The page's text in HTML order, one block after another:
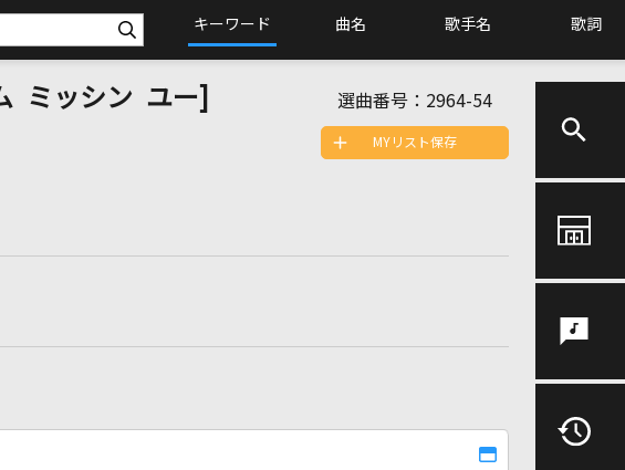
キーワード 曲名 歌手名 歌詞
ミッシン ユー] 選曲番号： 2964-54
MYリスト保存